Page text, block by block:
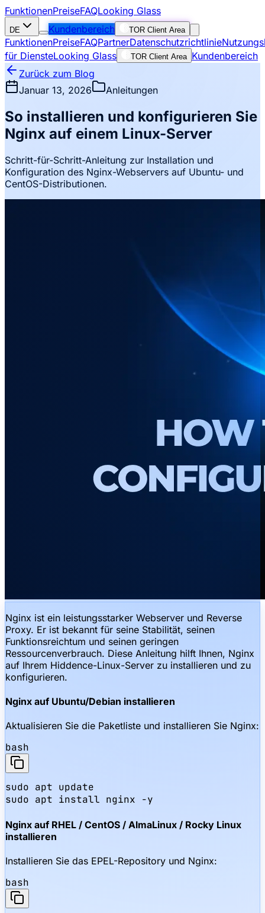
FunktionenPreiseFAQLooking Glass
DE Kundenbereich TOR Client Area
FunktionenPreiseFAQPartnerDatenschutzrichtlinie
für DiensteLooking Glass TOR Client Area Kundenbereich
Zurück zum Blog
Januar 13, 2026
Anleitungen
So installieren und konfigurieren Sie
Nginx auf einem Linux-Server
Schritt-für-Schritt-Anleitung zur Installation und
Konfiguration des Nginx-Webservers auf Ubuntu- und
CentOS-Distributionen.
Nginx ist ein leistungsstarker Webserver und Reverse
Proxy. Er ist bekannt für seine Stabilität, seinen
Funktionsreichtum und seinen geringen
Ressourcenverbrauch. Diese Anleitung hilft Ihnen, Nginx
auf Ihrem Hiddence-Linux-Server zu installieren und zu
konfigurieren.
Nginx auf Ubuntu/Debian installieren
Aktualisieren Sie die Paketliste und installieren Sie Nginx:
bash
sudo apt update
sudo apt install nginx -y
Nginx auf RHEL / CentOS / AlmaLinux / Rocky Linux
installieren
Installieren Sie das EPEL-Repository und Nginx:
bash